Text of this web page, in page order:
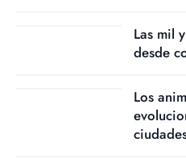
Las mil
desde
Los